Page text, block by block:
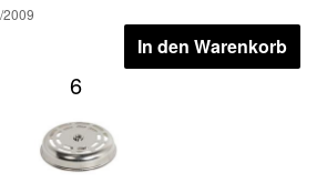
In den Warenkorb
6